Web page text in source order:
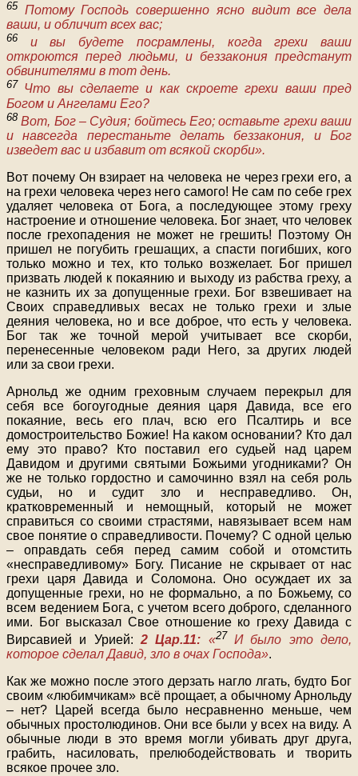
65 Потому Господь совершенно ясно видит все дела
ваши, и обличит всех вас;
66 и вы будете посрамлены, когда грехи ваши
откроются перед людьми, и беззакония предстанут
обвинителями в тот день.
67 Что вы сделаете и как скроете грехи ваши пред
Богом и Ангелами Его?
68 Вот, Бог – Судия; бойтесь Его; оставьте грехи ваши
и навсегда перестаньте делать беззакония, и Бог
изведет вас и избавит от всякой скорби».
Вот почему Он взирает на человека не через грехи его, а
на грехи человека через него самого! Не сам по себе грех
удаляет человека от Бога, а последующее этому греху
настроение и отношение человека. Бог знает, что человек
после грехопадения не может не грешить! Поэтому Он
пришел не погубить грешащих, а спасти погибших, кого
только можно и тех, кто только возжелает. Бог пришел
призвать людей к покаянию и выходу из рабства греху, а
не казнить их за допущенные грехи. Бог взвешивает на
Своих справедливых весах не только грехи и злые
деяния человека, но и все доброе, что есть у человека.
Бог так же точной мерой учитывает все скорби,
перенесенные человеком ради Него, за других людей
или за свои грехи.
Арнольд же одним греховным случаем перекрыл для
себя все богоугодные деяния царя Давида, все его
покаяние, весь его плач, всю его Псалтирь и все
домостроительство Божие! На каком основании? Кто дал
ему это право? Кто поставил его судьей над царем
Давидом и другими святыми Божьими угодниками? Он
же не только гордостно и самочинно взял на себя роль
судьи, но и судит зло и несправедливо. Он,
кратковременный и немощный, который не может
справиться со своими страстями, навязывает всем нам
свое понятие о справедливости. Почему? С одной целью
– оправдать себя перед самим собой и отомстить
«несправедливому» Богу. Писание не скрывает от нас
грехи царя Давида и Соломона. Оно осуждает их за
допущенные грехи, но не формально, а по Божьему, со
всем ведением Бога, с учетом всего доброго, сделанного
ими. Бог высказал Свое отношение ко греху Давида с
Вирсавией и Урией: 2 Цар.11: «27 И было это дело,
которое сделал Давид, зло в очах Господа».
Как же можно после этого дерзать нагло лгать, будто Бог
своим «любимчикам» всё прощает, а обычному Арнольду
– нет? Царей всегда было несравненно меньше, чем
обычных простолюдинов. Они все были у всех на виду. А
обычные люди в это время могли убивать друг друга,
грабить, насиловать, прелюбодействовать и творить
всякое прочее зло.